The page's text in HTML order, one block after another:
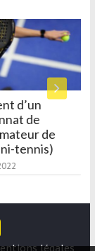
d’un
de
de
tennis)
légales